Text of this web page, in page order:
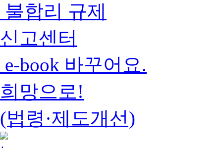
불합리 규제
신고센터
e-book 바꾸어요.
희망으로!
(법령·제도개선)